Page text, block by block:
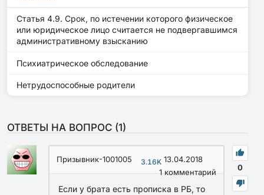
Статья 4.9. Срок, по истечении которого физическое
или юридическое лицо считается не подвергавшимся
административному взысканию
Психиатрическое обследование
Нетрудоспособные родители
ОТВЕТЫ НА ВОПРОС (1)
0
Призывник-1001005 3.16K 13.04.2018
1комментарий
Если у брата есть прописка в РБ, то